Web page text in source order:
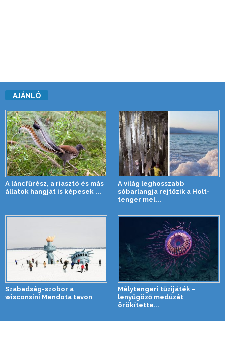
AJÁNLÓ
A láncfűrész, a riasztó és más
állatok hangját is képesek ...
A világ leghosszabb
sóbarlangja rejtőzik a Holt-
tenger mel...
Szabadság-szobor a
wisconsini Mendota tavon
Mélytengeri tűzijáték –
lenyűgöző medúzát
örökítette...